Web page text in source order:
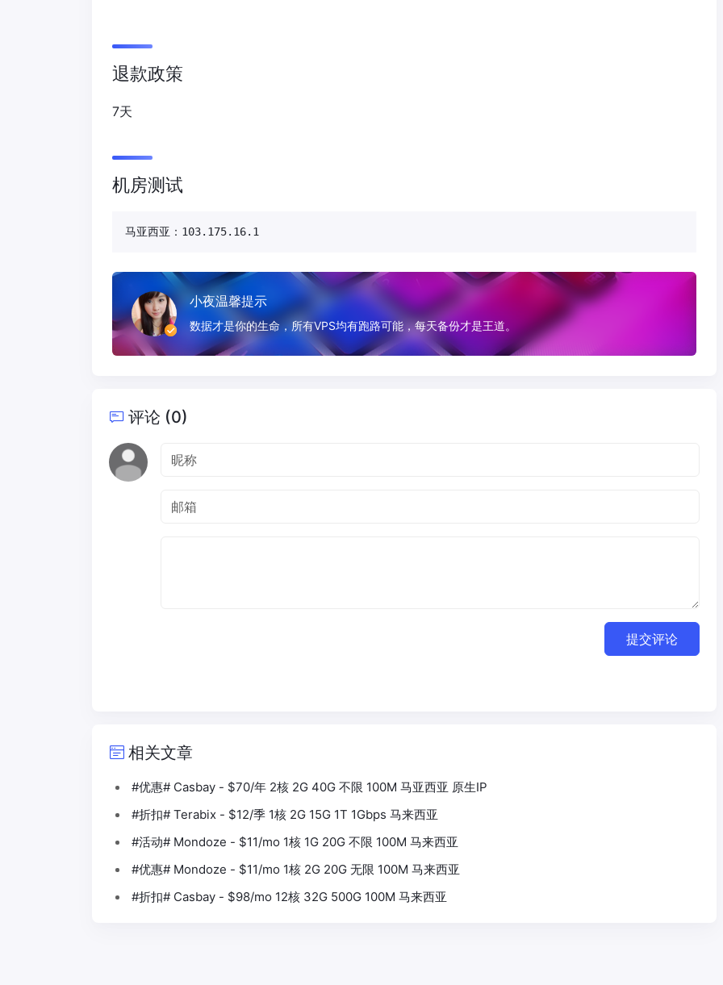
退款政策
7天
机房测试
马亚西亚：103.175.16.1
小夜温馨提示
数据才是你的生命，所有VPS均有跑路可能，每天备份才是王道。
评论 (0)
提交评论
相关文章
#优惠# Casbay - $70/年 2核 2G 40G 不限 100M 马亚西亚 原生IP
#折扣# Terabix - $12/季 1核 2G 15G 1T 1Gbps 马来西亚
#活动# Mondoze - $11/mo 1核 1G 20G 不限 100M 马来西亚
#优惠# Mondoze - $11/mo 1核 2G 20G 无限 100M 马来西亚
#折扣# Casbay - $98/mo 12核 32G 500G 100M 马来西亚